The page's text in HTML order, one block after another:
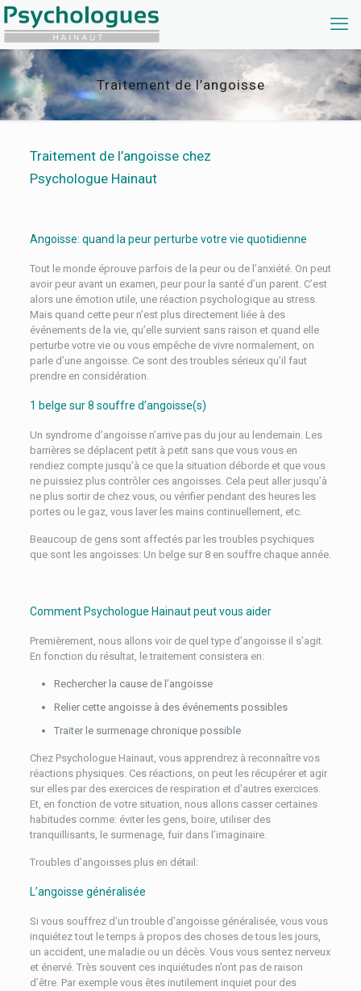
Traitement de l’angoisse
Traitement de l’angoisse chez
Psychologue Hainaut
Angoisse: quand la peur perturbe votre vie quotidienne
Tout le monde éprouve parfois de la peur ou de l’anxiété. On peut
avoir peur avant un examen, peur pour la santé d’un parent. C’est
alors une émotion utile, une réaction psychologique au stress.
Mais quand cette peur n’est plus directement liée à des
événements de la vie, qu’elle survient sans raison et quand elle
perturbe votre vie ou vous empêche de vivre normalement, on
parle d’une angoisse. Ce sont des troubles sérieux qu’il faut
prendre en considération.
1 belge sur 8 souffre d’angoisse(s)
Un syndrome d’angoisse n’arrive pas du jour au lendemain. Les
barrières se déplacent petit à petit sans que vous vous en
rendiez compte jusqu’à ce que la situation déborde et que vous
ne puissiez plus contrôler ces angoisses. Cela peut aller jusqu’à
ne plus sortir de chez vous, ou vérifier pendant des heures les
portes ou le gaz, vous laver les mains continuellement, etc.
Beaucoup de gens sont affectés par les troubles psychiques
que sont les angoisses: Un belge sur 8 en souffre chaque année.
Comment Psychologue Hainaut peut vous aider
Premièrement, nous allons voir de quel type d’angoisse il s’agit.
En fonction du résultat, le traitement consistera en:
Rechercher la cause de l’angoisse
Relier cette angoisse à des événements possibles
Traiter le surmenage chronique possible
Chez Psychologue Hainaut, vous apprendrez à reconnaître vos
réactions physiques. Ces réactions, on peut les récupérer et agir
sur elles par des exercices de respiration et d’autres exercices.
Et, en fonction de votre situation, nous allons casser certaines
habitudes comme: éviter les gens, boire, utiliser des
tranquillisants, le surmenage, fuir dans l’imaginaire.
Troubles d’angoisses plus en détail:
L’angoisse généralisée
Si vous souffrez d’un trouble d’angoisse généralisée, vous vous
inquiétez tout le temps à propos des choses de tous les jours,
un accident, une maladie ou un décès. Vous vous sentez nerveux
et énervé. Très souvent ces inquiétudes n’ont pas de raison
d’être. Par exemple vous êtes inutilement inquiet pour des